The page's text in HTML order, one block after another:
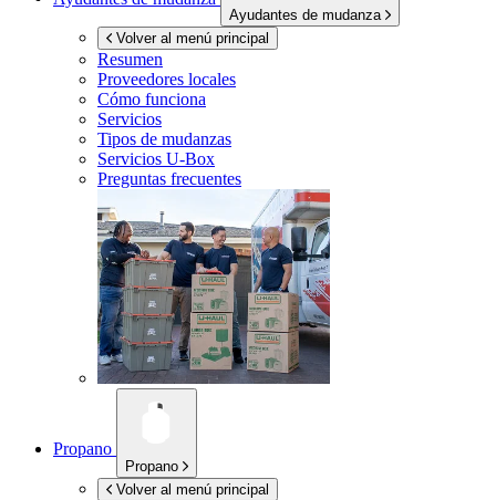
Ayudantes de mudanza
Volver al menú principal
Resumen
Proveedores locales
Cómo funciona
Servicios
Tipos de mudanzas
Servicios U-Box
Preguntas frecuentes
Propano
Propano
Volver al menú principal